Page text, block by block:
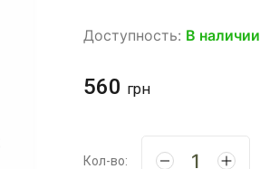
Доступность: В наличии
560 грн
Кол-во: